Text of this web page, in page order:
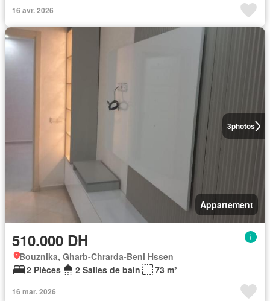
16 avr. 2026
3photos
Appartement
510.000 DH
Bouznika, Gharb-Chrarda-Beni Hssen
2 Pièces
2 Salles de bain 73 m²
16 mar. 2026